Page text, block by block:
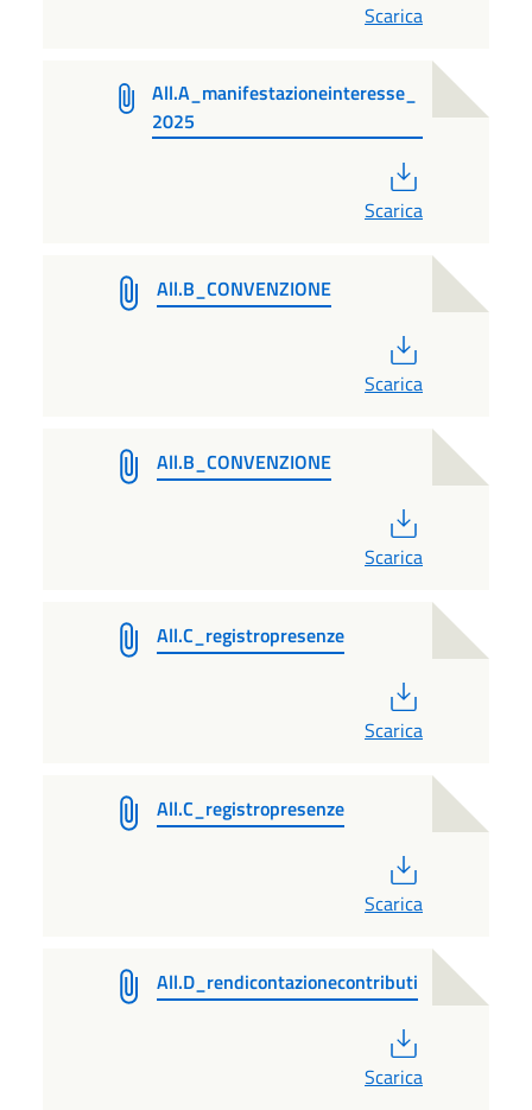
Scarica
All.A_manifestazioneinteresse_
2025
Scarica
All.B_CONVENZIONE
Scarica
All.B_CONVENZIONE
Scarica
All.C_registropresenze
Scarica
All.C_registropresenze
Scarica
All.D_rendicontazionecontributi
Scarica